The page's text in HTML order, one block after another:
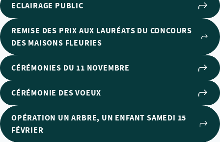
ECLAIRAGE PUBLIC
REMISE DES PRIX AUX LAURÉATS DU CONCOURS
DES MAISONS FLEURIES
CÉRÉMONIES DU 11 NOVEMBRE
CÉRÉMONIE DES VOEUX
OPÉRATION UN ARBRE, UN ENFANT SAMEDI 15
FÉVRIER